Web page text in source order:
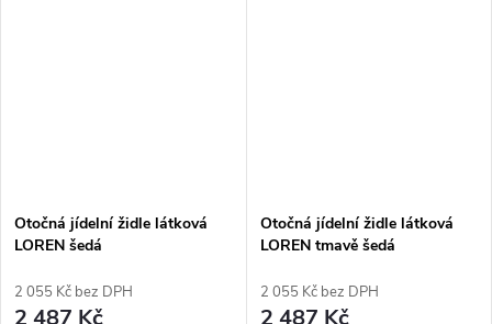
Otočná jídelní židle látková
LOREN šedá
2 055 Kč bez DPH
2 487 Kč
Otočná jídelní židle látková
LOREN tmavě šedá
2 055 Kč bez DPH
2 487 Kč